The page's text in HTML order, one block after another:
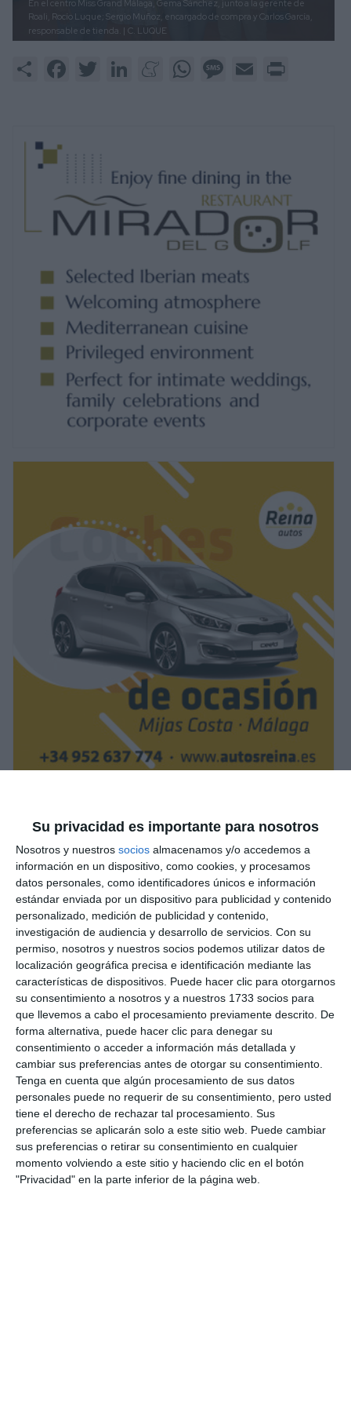
Su privacidad es importante para nosotros
Nosotros y nuestros socios almacenamos y/o accedemos a
información en un dispositivo, como cookies, y procesamos
datos personales, como identificadores únicos e información
estándar enviada por un dispositivo para publicidad y contenido
personalizado, medición de publicidad y contenido,
investigación de audiencia y desarrollo de servicios. Con su
permiso, nosotros y nuestros socios podemos utilizar datos de
localización geográfica precisa e identificación mediante las
características de dispositivos. Puede hacer clic para otorgarnos
su consentimiento a nosotros y a nuestros 1733 socios para
que llevemos a cabo el procesamiento previamente descrito. De
forma alternativa, puede hacer clic para denegar su
consentimiento o acceder a información más detallada y
cambiar sus preferencias antes de otorgar su consentimiento.
Tenga en cuenta que algún procesamiento de sus datos
personales puede no requerir de su consentimiento, pero usted
tiene el derecho de rechazar tal procesamiento. Sus
preferencias se aplicarán solo a este sitio web. Puede cambiar
sus preferencias o retirar su consentimiento en cualquier
momento volviendo a este sitio y haciendo clic en el botón
"Privacidad" en la parte inferior de la página web.
En el centro Miss Grand Málaga, Gema Sánchez, junto a la gerente de
Roali, Rocío Luque; Sergio Muñoz, encargado de compra y Carlos García,
responsable de tienda. | C. LUQUE
Share FacebookTwitter LinkedInMeneameWhatsAppMessage
Email